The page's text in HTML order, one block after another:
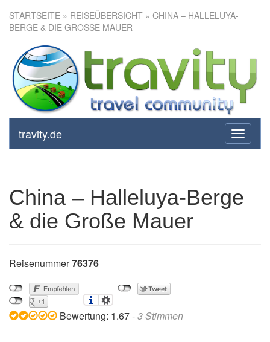
STARTSEITE » REISEÜBERSICHT » CHINA – HALLELUYA-
BERGE & DIE GROSSE MAUER
toggle
travity.de
China – Halleluya-Berge & die
Große Mauer
China – Halleluya-Berge
& die Große Mauer
Reisenummer76376
Bewertung: 1.67 -3Stimmen